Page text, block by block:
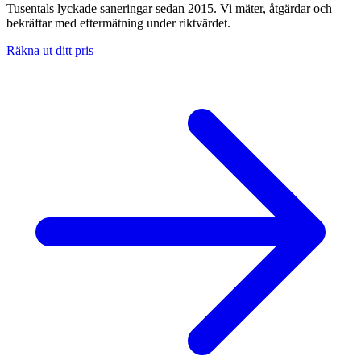
Tusentals lyckade saneringar sedan 2015. Vi mäter, åtgärdar och
bekräftar med eftermätning under riktvärdet.
Räkna ut ditt pris